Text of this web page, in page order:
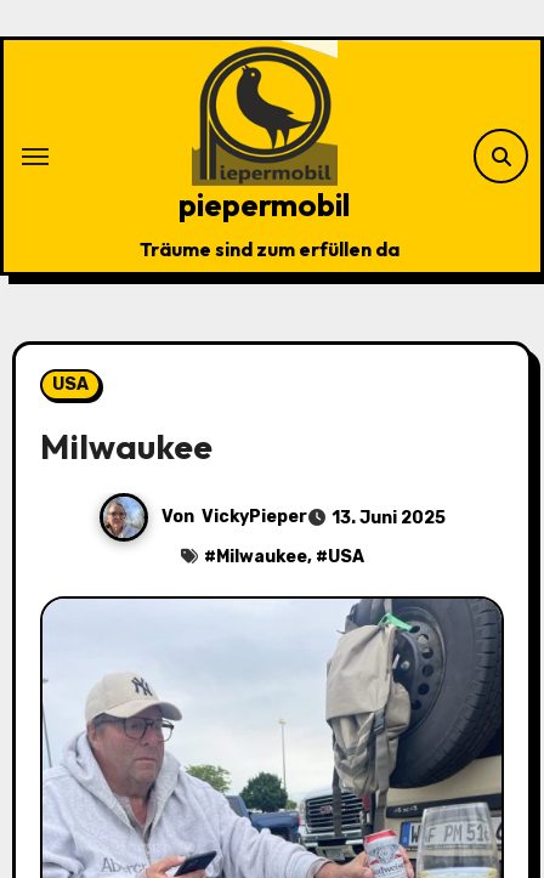
piepermobil
Träume sind zum erfüllen da
USA
Milwaukee
Von VickyPieper
13. Juni 2025
# Milwaukee, #USA